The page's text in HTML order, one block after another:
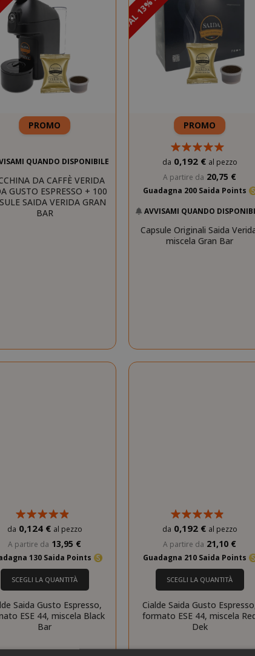
PROMO
QUANDO DISPONIBILE
DA CAFFÈ VERIDA
GUSTO ESPRESSO + 100
SAIDA VERIDA GRAN
BAR
PROMO
da 0,192 € al pezzo
A partire da 20,75 €
Guadagna 200 Saida Points
AVVISAMI QUANDO
Capsule Originali Saida
miscela Gran Bar
da 0,124 € al pezzo
A partire da 13,95 €
130 Saida Points
SCEGLI LA QUANTITÀ
Saida Gusto Espresso,
ESE 44, miscela Black
Bar
da 0,192 € al pezzo
A partire da 21,10 €
Guadagna 210 Saida Points
SCEGLI LA QUANTITÀ
Cialde Saida Gusto
formato ESE 44, miscela
Dek